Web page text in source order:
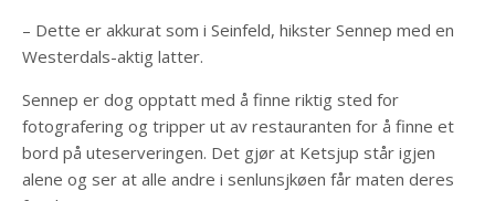
– Dette er akkurat som i Seinfeld, hikster Sennep med en
Westerdals-aktig latter.
Sennep er dog opptatt med å finne riktig sted for
fotografering og tripper ut av restauranten for å finne et
bord på uteserveringen. Det gjør at Ketsjup står igjen
alene og ser at alle andre i senlunsjkøen får maten deres